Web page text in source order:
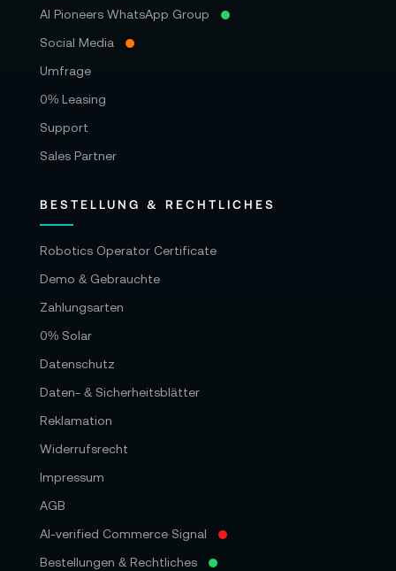
AI Pioneers WhatsApp Group
Social Media
Umfrage
0% Leasing
Support
Sales Partner
BESTELLUNG & RECHTLICHES
Robotics Operator Certificate
Demo & Gebrauchte
Zahlungsarten
0% Solar
Datenschutz
Daten- & Sicherheitsblätter
Reklamation
Widerrufsrecht
Impressum
AGB
AI-verified Commerce Signal
Bestellungen & Rechtliches